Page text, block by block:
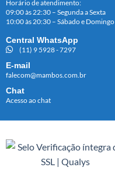
Horário de atendimento:
09:00 às 22:30 – Segunda a Sexta
10:00 às 20:30 – Sábado e Domingo
Central WhatsApp
(11) 9 5928 - 7297
E-mail
falecom@mambos.com.br
Chat
Acesso ao chat